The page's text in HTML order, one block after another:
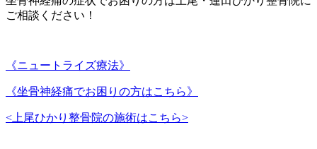
ご相談ください！
《ニュートライズ療法》
《坐骨神経痛でお困りの方はこちら》
<上尾ひかり整骨院の施術はこちら>